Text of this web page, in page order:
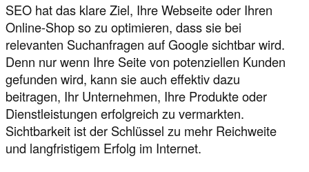
SEO hat das klare Ziel, Ihre Webseite oder Ihren
Online-Shop so zu optimieren, dass sie bei
relevanten Suchanfragen auf Google sichtbar wird.
Denn nur wenn Ihre Seite von potenziellen Kunden
gefunden wird, kann sie auch effektiv dazu
beitragen, Ihr Unternehmen, Ihre Produkte oder
Dienstleistungen erfolgreich zu vermarkten.
Sichtbarkeit ist der Schlüssel zu mehr Reichweite
und langfristigem Erfolg im Internet.